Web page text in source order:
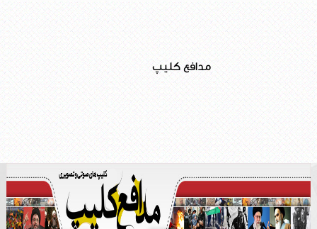
مدافع کلیپ